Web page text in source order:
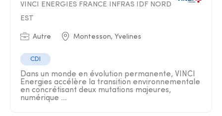
VINCI ENERGIES FRANCE INFRAS IDF NORD
EST
Autre Montesson, Yvelines
CDI
Dans un monde en évolution permanente, VINCI
Energies accélère la transition environnementale
en concrétisant deux mutations majeures,
numérique ...